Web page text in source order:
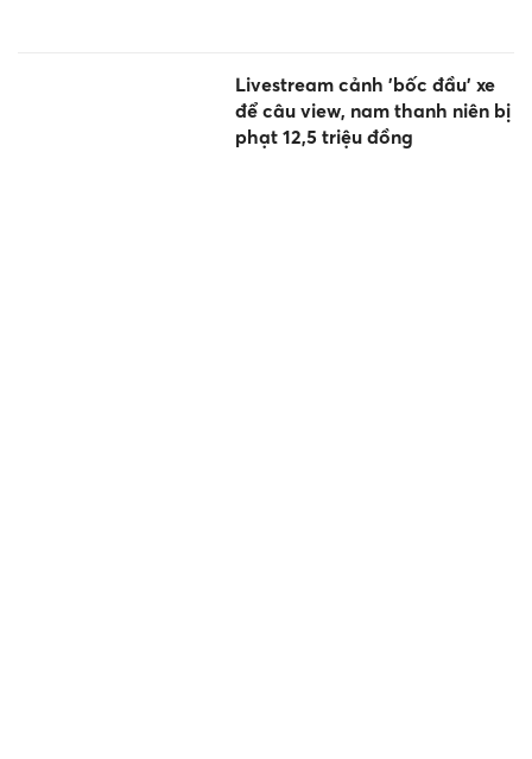
Livestream cảnh 'bốc đầu' xe
để câu view, nam thanh niên bị
phạt 12,5 triệu đồng